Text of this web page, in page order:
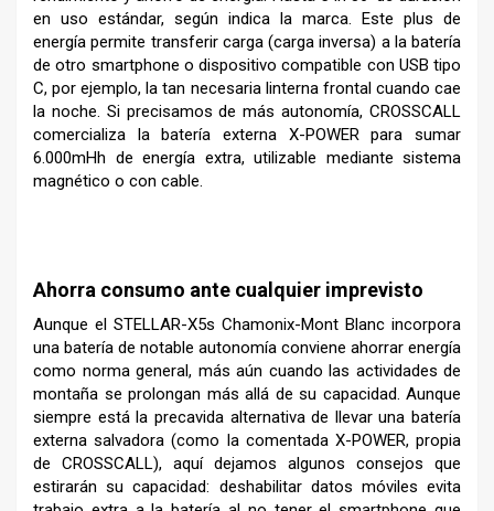
en uso estándar, según indica la marca. Este plus de
energía permite transferir carga (carga inversa) a la batería
de otro smartphone o dispositivo compatible con USB tipo
C, por ejemplo, la tan necesaria linterna frontal cuando cae
la noche. Si precisamos de más autonomía, CROSSCALL
comercializa la batería externa X-POWER para sumar
6.000mHh de energía extra, utilizable mediante sistema
magnético o con cable.
Ahorra consumo ante cualquier imprevisto
Aunque el STELLAR-X5s Chamonix-Mont Blanc incorpora
una batería de notable autonomía conviene ahorrar energía
como norma general, más aún cuando las actividades de
montaña se prolongan más allá de su capacidad. Aunque
siempre está la precavida alternativa de llevar una batería
externa salvadora (como la comentada X-POWER, propia
de CROSSCALL), aquí dejamos algunos consejos que
estirarán su capacidad: deshabilitar datos móviles evita